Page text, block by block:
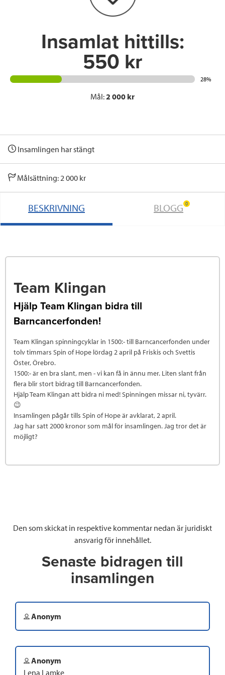
n
Insamlat hittills:
550 kr
28%
Mål:2 000 kr
Insamlingen har stängt
Målsättning: 2 000 kr
BESKRIVNING BLOGG 0
Team Klingan
Hjälp Team Klingan bidra till
Barncancerfonden!
Team Klingan spinningcyklar in 1500:- till Barncancerfonden under
tolv timmars Spin of Hope lördag 2 april på Friskis och Svettis
Öster, Örebro.
1500:- är en bra slant, men - vi kan få in ännu mer. Liten slant från
flera blir stort bidrag till Barncancerfonden.
Hjälp Team Klingan att bidra ni med! Spinningen missar ni, tyvärr.
😉
Insamlingen pågår tills Spin of Hope är avklarat, 2 april.
Jag har satt 2000 kronor som mål för insamlingen. Jag tror det är
möjligt?
Den som skickat in respektive kommentar nedan är juridiskt
ansvarig för innehållet.
Senaste bidragen till
insamlingen
Anonym
Anonym
Lena Lamke